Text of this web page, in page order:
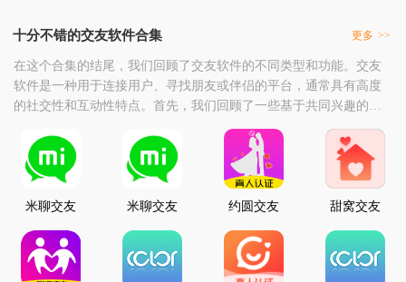
十分不错的交友软件合集 更多 >>
在这个合集的结尾，我们回顾了交友软件的不同类型和功能。交友
软件是一种用于连接用户、寻找朋友或伴侣的平台，通常具有高度
的社交性和互动性特点。首先，我们回顾了一些基于共同兴趣的交
友软件，如Meetup、Internations等。这些软件提供了各种兴趣小组和
活动的平台，让用户可以与志同道合的人相遇和交流。用户可以在
软件中浏览不同的活动和群组，根据自己的兴趣选择加入，并与其
他用户进行线下聚会和交流。同时
米聊交友
卓版
米聊交友
约圆交友 甜窝交友